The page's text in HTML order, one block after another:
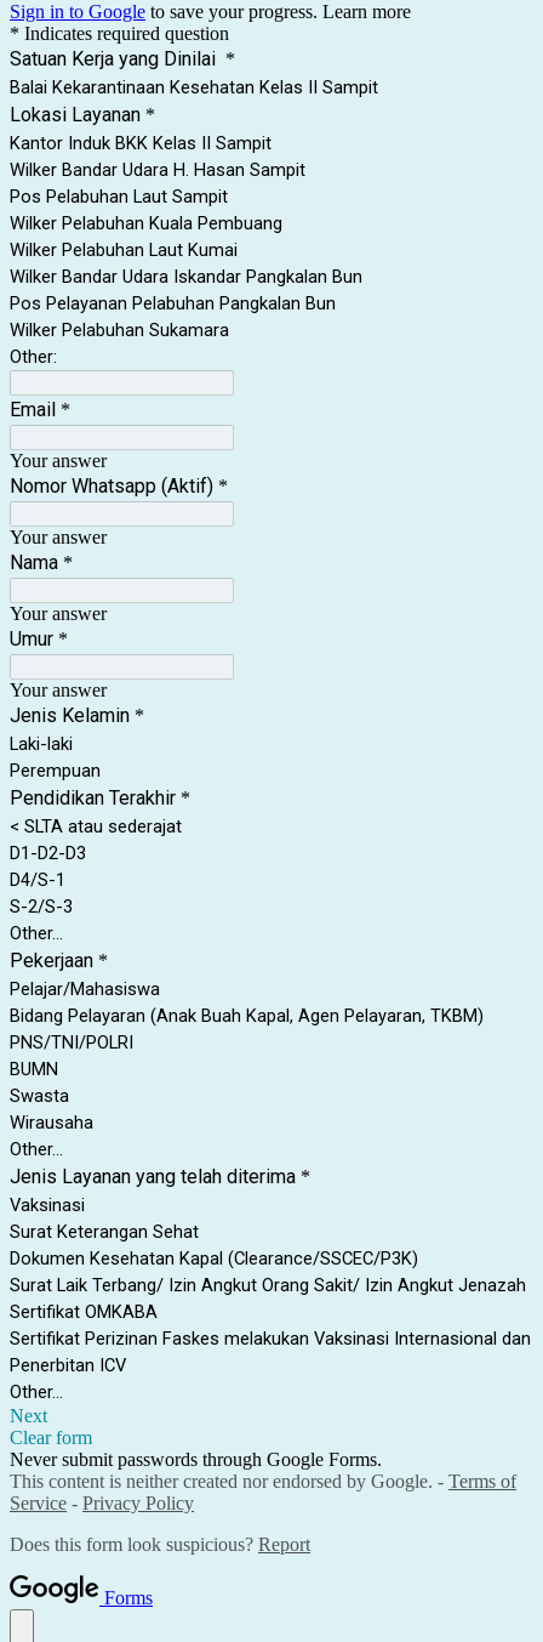
Sign in to Google to save your progress. Learn more
* Indicates required question
Satuan Kerja yang Dinilai *
Balai Kekarantinaan Kesehatan Kelas II Sampit
Lokasi Layanan *
Kantor Induk BKK Kelas II Sampit
Wilker Bandar Udara H. Hasan Sampit
Pos Pelabuhan Laut Sampit
Wilker Pelabuhan Kuala Pembuang
Wilker Pelabuhan Laut Kumai
Wilker Bandar Udara Iskandar Pangkalan Bun
Pos Pelayanan Pelabuhan Pangkalan Bun
Wilker Pelabuhan Sukamara
Other:
Email *
Your answer
Nomor Whatsapp (Aktif) *
Your answer
Nama *
Your answer
Umur *
Your answer
Jenis Kelamin *
Laki-laki
Perempuan
Pendidikan Terakhir *
< SLTA atau sederajat
D1-D2-D3
D4/S-1
S-2/S-3
Other...
Pekerjaan *
Pelajar/Mahasiswa
Bidang Pelayaran (Anak Buah Kapal, Agen Pelayaran, TKBM)
PNS/TNI/POLRI
BUMN
Swasta
Wirausaha
Other...
Jenis Layanan yang telah diterima *
Vaksinasi
Surat Keterangan Sehat
Dokumen Kesehatan Kapal (Clearance/SSCEC/P3K)
Surat Laik Terbang/ Izin Angkut Orang Sakit/ Izin Angkut Jenazah
Sertifikat OMKABA
Sertifikat Perizinan Faskes melakukan Vaksinasi Internasional dan
Penerbitan ICV
Other...
Next
Clear form
Never submit passwords through Google Forms.
This content is neither created nor endorsed by Google. - Terms of
Service - Privacy Policy
Does this form look suspicious? Report
Forms